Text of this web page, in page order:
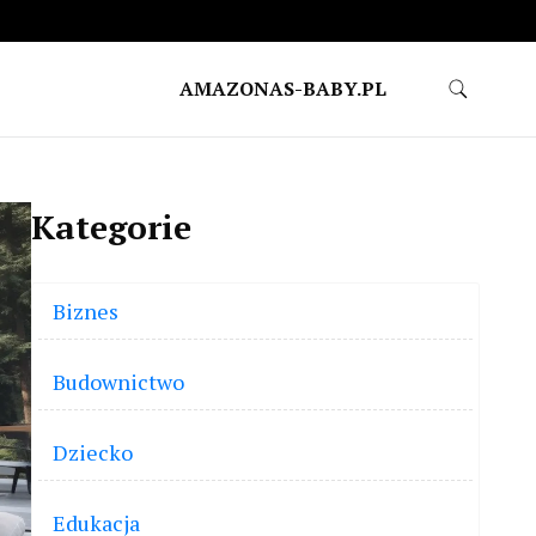
AMAZONAS-BABY.PL
Kategorie
Biznes
Budownictwo
Dziecko
Edukacja